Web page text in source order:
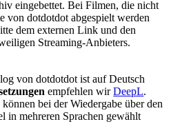
eingebettet. Bei Filmen, die nicht
von dotdotdot abgespielt werden
dem externen Link und den
Streaming-Anbieters.
von dotdotdot ist auf Deutsch
empfehlen wirDeepL.
bei der Wiedergabe über den
in mehreren Sprachen gewählt